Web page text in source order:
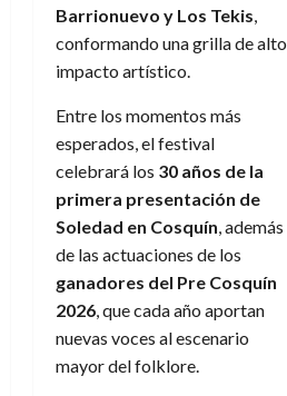
Barrionuevo y Los Tekis,
conformando una grilla de alto
impacto artístico.
Entre los momentos más
esperados, el festival
celebrará los 30 años de la
primera presentación de
Soledad en Cosquín, además
de las actuaciones de los
ganadores del Pre Cosquín
2026, que cada año aportan
nuevas voces al escenario
mayor del folklore.